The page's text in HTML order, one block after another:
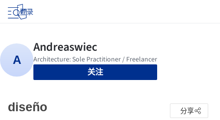
登录
关注
diseño 分享